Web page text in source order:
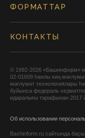
ФОРМАТТАР
КОНТАКТЫ
© 1992-2026 «Башинформ»
02-01609 һанлы киң
мәғлүмәт технологиялары
буйынса федераль
идаралығы тарафынан 2017
Об использовании
Bashinform.ru сайтында